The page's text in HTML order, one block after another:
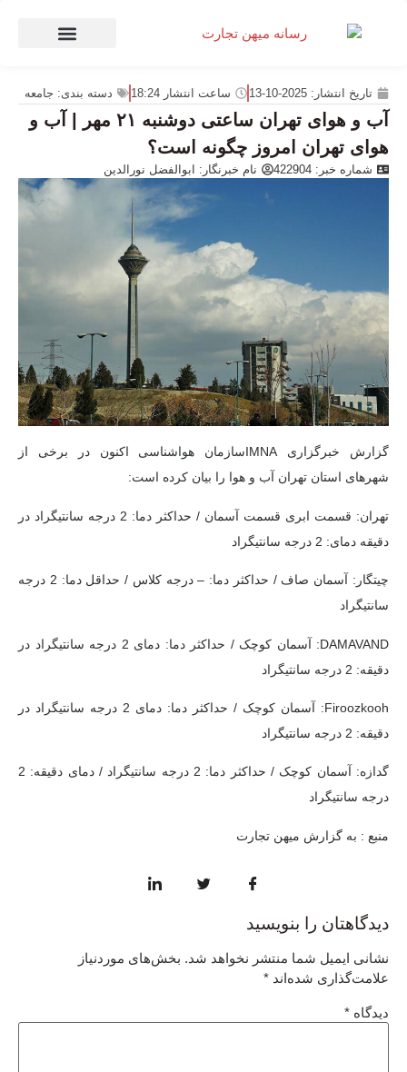
تاریخ انتشار: 2025-10-13 ساعت انتشار 18:24 دسته بندی: جامعه
آب و هوای تهران ساعتی دوشنبه ۲۱ مهر | آب و
هوای تهران امروز چگونه است؟
شماره خبر: 422904 نام خبرنگار: ابوالفضل نورالدین
گزارش خبرگزاری IMNA
سازمان هواشناسی اکنون در برخی از
شهرهای استان تهران آب و هوا را بیان کرده است:
تهران: قسمت ابری قسمت آسمان / حداکثر دما: 2 درجه سانتیگراد در
دقیقه دمای: 2 درجه سانتیگراد
چیتگار: آسمان صاف / حداکثر دما: – درجه کلاس / حداقل دما: 2 درجه
سانتیگراد
DAMAVAND: آسمان کوچک / حداکثر دما: دمای 2 درجه سانتیگراد در
دقیقه: 2 درجه سانتیگراد
Firoozkooh: آسمان کوچک / حداکثر دما: دمای 2 درجه سانتیگراد در
دقیقه: 2 درجه سانتیگراد
گدازه: آسمان کوچک / حداکثر دما: 2 درجه سانتیگراد / دمای دقیقه: 2
درجه سانتیگراد
منبع : به گزارش میهن تجارت
دیدگاهتان را بنویسید
نشانی ایمیل شما منتشر نخواهد شد. بخش‌های موردنیاز
علامت‌گذاری شده‌اند *
دیدگاه *